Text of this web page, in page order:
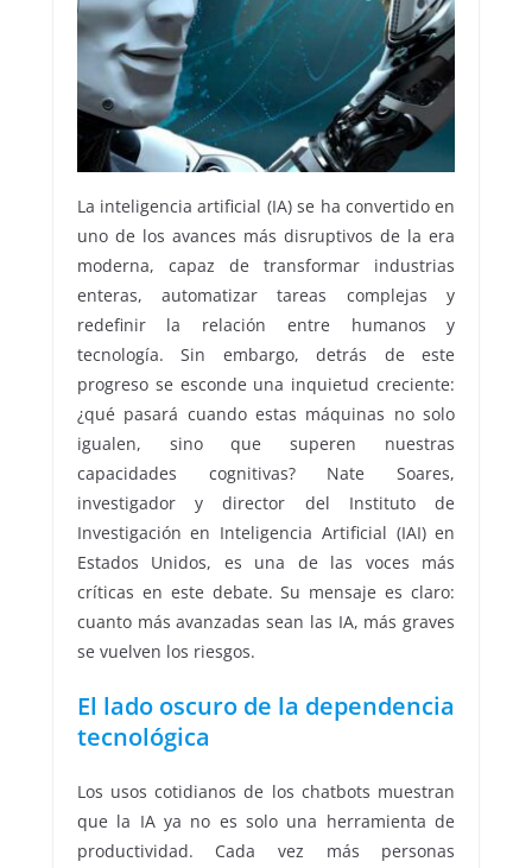
La inteligencia artificial (IA) se ha convertido en
uno de los avances más disruptivos de la era
moderna, capaz de transformar industrias
enteras, automatizar tareas complejas y
redefinir la relación entre humanos y
tecnología. Sin embargo, detrás de este
progreso se esconde una inquietud creciente:
¿qué pasará cuando estas máquinas no solo
igualen, sino que superen nuestras
capacidades cognitivas? Nate Soares,
investigador y director del Instituto de
Investigación en Inteligencia Artificial (IAI) en
Estados Unidos, es una de las voces más
críticas en este debate. Su mensaje es claro:
cuanto más avanzadas sean las IA, más graves
se vuelven los riesgos.
El lado oscuro de la dependencia
tecnológica
Los usos cotidianos de los chatbots muestran
que la IA ya no es solo una herramienta de
productividad. Cada vez más personas